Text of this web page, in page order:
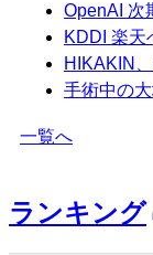
OpenAI 次
KDDI 楽天
HIKAKIN
手術中の
一覧へ
ランキング